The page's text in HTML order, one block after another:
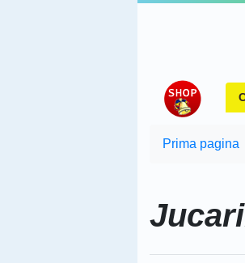
Prima pagina